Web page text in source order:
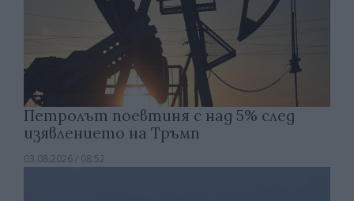
Петролът поевтиня с над 5% след
изявлението на Тръмп
03.08.2026 / 08:52